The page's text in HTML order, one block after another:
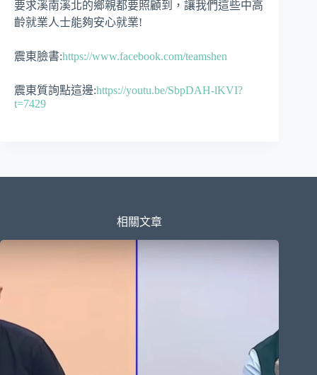
要求溪南溪北的鄉親都要照顧到，讓我們這些中高
齡就業人士能夠安心就業!
震東臉書:https://www.facebook.com/teamshen
震東質詢點這邊:https://youtu.be/SbpDAH-lKVI?
t=7429
相關文章